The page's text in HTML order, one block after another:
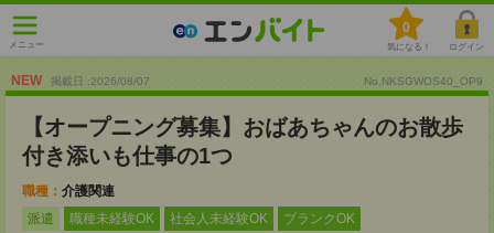
メニュー
0
気になる！ ログイン
NEW 掲載日 :2026/08/07 No.NKSGWOS40_OP9
【オープニング募集】おばあちゃんのお散歩
付き添いも仕事の1つ
職種： 介護関連
派遣
職種未経験OK 社会人未経験OK ブランクOK